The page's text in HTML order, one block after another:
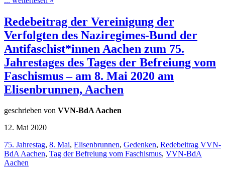
Redebeitrag der Vereinigung der
Verfolgten des Naziregimes-Bund der
Antifaschist*innen Aachen zum 75.
Jahrestages des Tages der Befreiung vom
Faschismus – am 8. Mai 2020 am
Elisenbrunnen, Aachen
geschrieben von VVN-BdA Aachen
12. Mai 2020
75. Jahrestag, 8. Mai, Elisenbrunnen, Gedenken, Redebeitrag VVN-
BdA Aachen, Tag der Befreiung vom Faschismus, VVN-BdA
Aachen